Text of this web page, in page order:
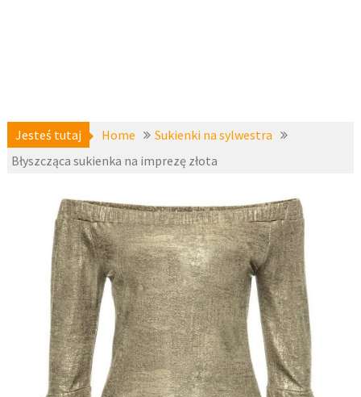
Jesteś tutaj Home
Sukienki na sylwestra
Błyszcząca sukienka na imprezę złota
2 grudnia
2017
fashion4u.pl
Sukienki
na sylwestra,
z-bodyflirt,
zzbopx